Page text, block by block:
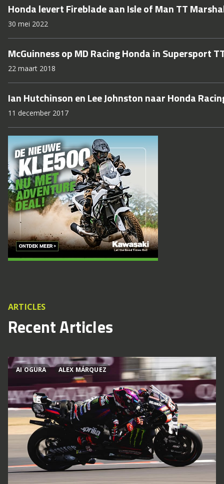
Honda levert Fireblade aan Isle of Man TT
30 mei 2022
McGuinness op MD Racing Honda in Supersport
22 maart 2018
Ian Hutchinson en Lee Johnston naar Honda
11 december 2017
ARTICLES
Recent Articles
AI OGURA ALEX MÁRQUEZ